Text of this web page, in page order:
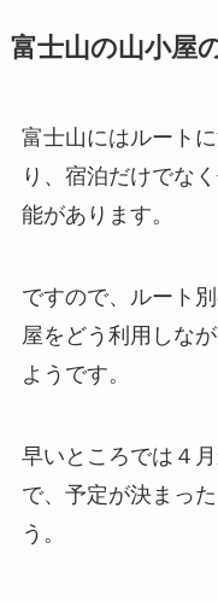
富士山の山小屋
富士山にはルート
り、宿泊だけでな
能があります。
ですので、ルート
屋をどう利用しな
ようです。
早いところでは４
で、予定が決まっ
う。